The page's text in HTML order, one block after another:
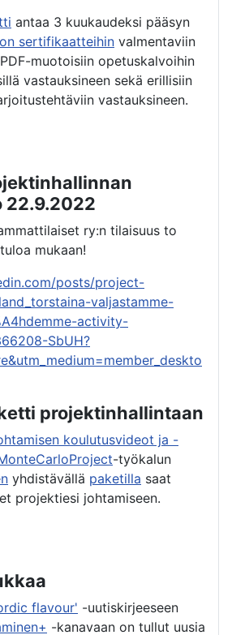
antaa 3 kuukaudeksi pääsyn
sertifikaatteihin valmentaviin
muotoisiin opetuskalvoihin
vastauksineen sekä erillisiin
vastauksineen.
22.9.2022
ry:n tilaisuus to
mukaan!
posts/project-
valjastamme-
activity-
SbUH?
projektinhallintaan
koulutusvideot ja -
-työkalun
yhdistävällä paketilla saat
projektiesi johtamiseen.
flavour' -uutiskirjeeseen
-kanavaan on tullut uusia